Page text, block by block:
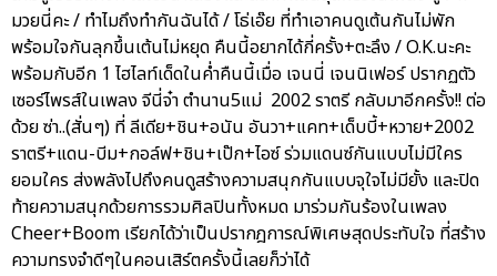
มวยนี่คะ / ทำไมถึงทำกันฉันได้ / โธ่เอ๊ย ที่ทำเอาคนดูเต้นกันไม่พัก
พร้อมใจกันลุกขึ้นเต้นไม่หยุด คืนนี้อยากได้กี่ครั้ง+ตะลึง / O.K.นะคะ
พร้อมกับอีก 1 ไฮไลท์เด็ดในค่ำคืนนี้เมื่อ เจนนี่ เจนนิเฟอร์ ปรากฏตัว
เซอร์ไพรส์ในเพลง จีนี่จ๋า ตำนาน5แม่ 2002 ราตรี กลับมาอีกครั้ง!! ต่อ
ด้วย ซ่า..(สั่นๆ) ที่ ลีเดีย+ชิน+อนัน อันวา+แคท+เด็บบี้+หวาย+2002
ราตรี+แดน-บีม+กอล์ฟ+ชิน+เป๊ก+ไอซ์ ร่วมแดนซ์กันแบบไม่มีใคร
ยอมใคร ส่งพลังไปถึงคนดูสร้างความสนุกกันแบบจุใจไม่มียั้ง และปิด
ท้ายความสนุกด้วยการรวมศิลปินทั้งหมด มาร่วมกันร้องในเพลง
Cheer+Boom เรียกได้ว่าเป็นปรากฎการณ์พิเศษสุดประทับใจ ที่สร้าง
ความทรงจำดีๆในคอนเสิร์ตครั้งนี้เลยก็ว่าได้